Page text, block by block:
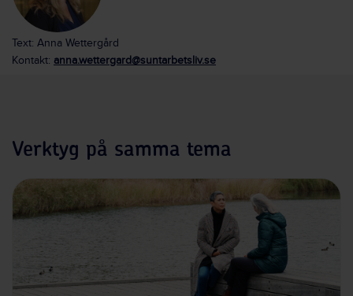
Text: Anna Wettergård
Kontakt: anna.wettergard@suntarbetsliv.se
Verktyg på samma tema